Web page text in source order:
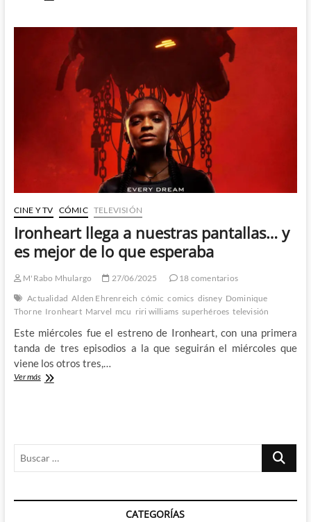
temporada
CINE Y TV CÓMIC TELEVISIÓN
Ironheart llega a nuestras pantallas… y
es mejor de lo que esperaba
M'Rabo Mhulargo 27/06/2025
18 comentarios
Actualidad Alden Ehrenreich cómic comics disney Dominique
Thorne Ironheart Marvel mcu riri williams superhéroes televisión
Este miércoles fue el estreno de Ironheart, con una primera
tanda de tres episodios a la que seguirán el miércoles que
viene los otros tres,…
Ver másIronheart
mejor
que
Buscar
CATEGORÍAS